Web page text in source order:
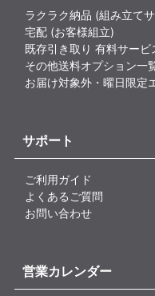
ラクラク納品 (組み立て
宅配 (お客様組立)
既存引き取り 有料サービ
その他送料オプション一
お届け対象外・曜日限定
サポート
ご利用ガイド
よくあるご質問
お問い合わせ
営業カレンダー